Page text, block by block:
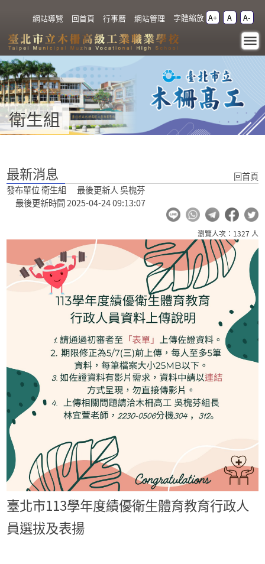
網站導覽 回首頁 行事曆 網站管理 字體縮放 A+ A A-
最新消息 - 衛生組 - 臺北
市立木柵高級工業職業
學校
衛生組
:::
最新消息
發布單位 衛生組 最後更新人 吳槐芬
最後更新時間 2025-04-24 09:13:07
回首頁
瀏覽人次：1327 人
臺北市113學年度績優衛生體育教育行政人
員選拔及表揚